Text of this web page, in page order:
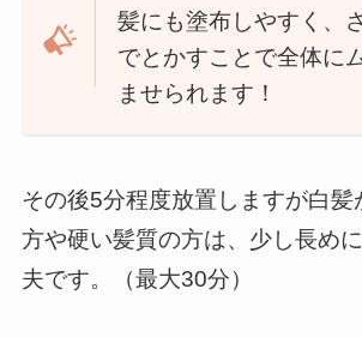
髪にも塗布しやすく、
でとかすことで全体に
ませられます！
その後5分程度放置しますが白髪
方や硬い髪質の方は、少し長め
夫です。（最大30分）